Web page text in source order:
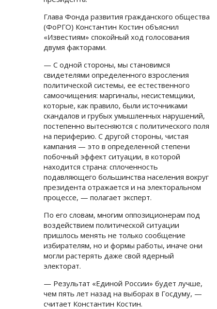
Глава Фонда развития гражданского общества
(ФоРГО) Константин Костин объяснил
«Известиям» спокойный ход голосования
двумя факторами.
— С одной стороны, мы становимся
свидетелями определенного взросления
политической системы, ее естественного
самоочищения: маргиналы, несистемщики,
которые, как правило, были источниками
скандалов и грубых умышленных нарушений,
постепенно вытесняются с политического поля
на периферию. С другой стороны, чистая
кампания — это в определенной степени
побочный эффект ситуации, в которой
находится страна: сплоченность
подавляющего большинства населения вокруг
президента отражается и на электоральном
процессе, — полагает эксперт.
По его словам, многим оппозиционерам под
воздействием политической ситуации
пришлось менять не только сообщение
избирателям, но и формы работы, иначе они
могли растерять даже свой ядерный
электорат.
— Результат «Единой России» будет лучше,
чем пять лет назад на выборах в Госдуму, —
считает Константин Костин.